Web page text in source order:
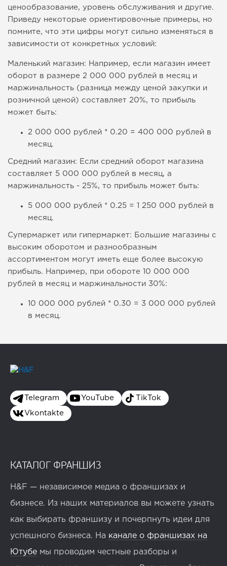
ценообразование, уровень обслуживания и другие.
Приведу некоторые ориентировочные примеры, но
помните, что эти цифры могут сильно изменяться в
зависимости от конкретных условий:
Маленький магазин: Например, если магазин имеет
оборот в размере 2 000 000 рублей в месяц и
маржинальность (разница между ценой закупки и
розничной ценой) составляет 20%, то прибыль
может быть:
2 000 000 рублей * 0.20 = 400 000 рублей в
месяц.
Средний магазин: Если средний оборот магазина
составляет 5 000 000 рублей в месяц, а
маржинальность - 25%, то прибыль может быть:
5 000 000 рублей * 0.25 = 1 250 000 рублей в
месяц.
Супермаркет или гипермаркет: Большие магазины с
высоким оборотом и разнообразным
ассортиментом могут иметь еще более высокую
прибыль. Например, при обороте 10 000 000
рублей в месяц и маржинальности 30%:
10 000 000 рублей * 0.30 = 3 000 000 рублей
в месяц.
Telegram YouTube TikTok
Vkontakte
КАТАЛОГ ФРАНШИЗ
H&F — независимое медиа о франшизах и
бизнесе. Из наших материалов вы можете узнать
как выбирать франшизу и почерпнуть идеи для
успешного бизнеса. На канале о франшизах на
Ютубе мы проводим честные разборы и